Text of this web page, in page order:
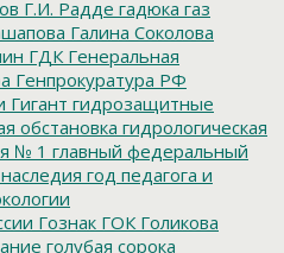
Г.И. Радде гадюка газ
Галина Соколова
ГДК Генеральная
Генпрокуратура РФ
Гигант гидрозащитные
обстановка гидрологическая
№ 1 главный федеральный
год педагога и
Гознак ГОК Голикова
голубая сорока